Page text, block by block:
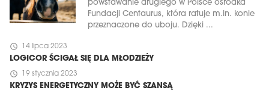
powstawanie drugiego w Polsce ośrodka
Fundacji Centaurus, która ratuje m.in. konie
przeznaczone do uboju. Dzięki ...
schedule 14 lipca 2023
LOGICOR ŚCIGAŁ SIĘ DLA MŁODZIEŻY
schedule 19 stycznia 2023
KRYZYS ENERGETYCZNY MOŻE BYĆ SZANSĄ